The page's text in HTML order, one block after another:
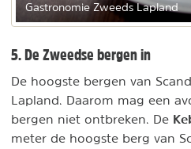
Gastronomie Zweeds Lapland
5. De Zweedse bergen in
De hoogste bergen van
Lapland. Daarom mag een
bergen niet ontbreken. De
meter de hoogste berg van